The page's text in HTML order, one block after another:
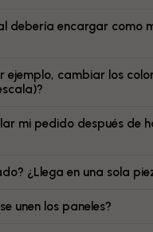
debería encargar como
ejemplo, cambiar los
mi pedido después de
¿Llega en una sola
unen los paneles?